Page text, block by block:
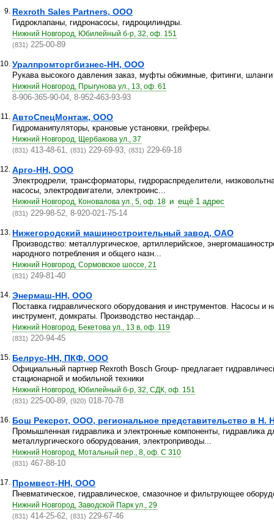
9. Rexroth Sales Partners, ООО
Гидроклапаны, гидронасосы, гидроцилиндры.
Нижний Новгород, Юбилейный б-р, 32, оф. 151
(831) 225-00-89
10. Уралпромторгбизнес-НН, ООО
Рукава высокого давления заказ, муфты обжимные, фитинги,
Нижний Новгород, Прыгунова ул., 13, оф. 61
8-906-365-90-04, 8-952-463-93-93
11. АвтоСпецМонтаж, ООО
Гидроманипуляторы, крановые установки, грейферы.
Нижний Новгород, Щербакова ул., 37
(831) 413-48-61, (831) 229-69-93, (831) 229-69-18
12. Арго-НН, ООО
Электродрели, трансформаторы, гидрораспределители,
насосы, электродвигатели, электроинс...
Нижний Новгород, Коновалова ул., 5, оф. 18 и ещё 1 адрес
(831) 229-98-52, 8-920-021-75-14
13. Нижегородский машиностроительный завод, ОАО
Производство: металлургическое, артиллерийское,
народного потребления и общего назн...
Нижний Новгород, Сормовское шоссе, 21
(831) 249-81-40
14. Энермаш-НН, ООО
Поставка гидравлического оборудования и инструментов. Насосы и
инструмент, домкраты. Производство нестандар...
Нижний Новгород, Бекетова ул., 13 в, оф. 119
(831) 220-94-45
15. Белрус-НН, ПКФ, ООО
Официальный партнер Rexroth Bosch Group- предлагает
стационарной и мобильной техники
Нижний Новгород, Юбилейный б-р, 32, СДК, оф. 151
(831) 225-00-89, (920) 018-70-78
16. Бош Рексрот, ООО, региональное представительство в Н.
Промышленная гидравлика и электронные компоненты, гидравлика
металлургического оборудования, электроприводы...
Нижний Новгород, Мотальный пер., 8, оф. С 310
(831) 467-88-10
17. Промвест-НН, ООО
Пневматическое, гидравлическое, смазочное и фильтрующее
Нижний Новгород, Заводской Парк ул., 29
(831) 414-25-62, (831) 229-67-46